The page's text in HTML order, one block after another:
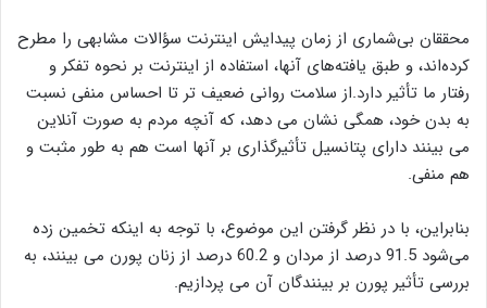
محققان بی‌شماری از زمان پیدایش اینترنت سؤالات مشابهی را مطرح
کرده‌اند، و طبق یافته‌های آنها، استفاده از اینترنت بر نحوه تفکر و
رفتار ما تأثیر دارد.از سلامت روانی ضعیف تر تا احساس منفی نسبت
به بدن خود، همگی نشان می دهد، که آنچه مردم به صورت آنلاین
می بینند دارای پتانسیل تأثیرگذاری بر آنها است هم به طور مثبت و
هم منفی.
بنابراین، با در نظر گرفتن این موضوع، با توجه به اینکه تخمین زده
می‌شود 91.5 درصد از مردان و 60.2 درصد از زنان پورن می بینند، به
بررسی تأثیر پورن بر بینندگان آن می پردازیم.